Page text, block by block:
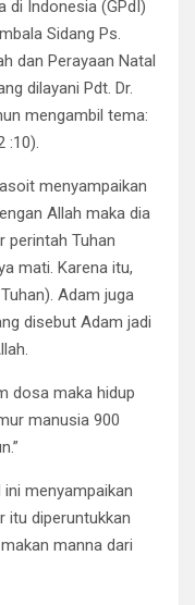
di Indonesia (GPdI)
Sidang Ps.
dan Perayaan Natal
dilayani Pdt. Dr.
mengambil tema:
:10).
menyampaikan
Allah maka dia
perintah Tuhan
mati. Karena itu,
Adam juga
disebut Adam jadi
dosa maka hidup
manusia 900
ini menyampaikan
itu diperuntukkan
manna dari